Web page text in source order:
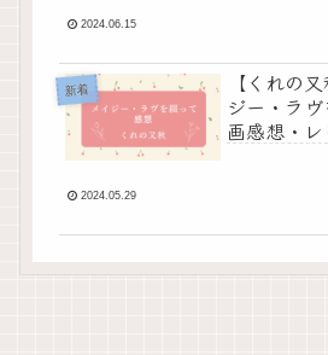
2024.06.15
新着
【くれの
ジー・ラ
画感想・
2024.05.29